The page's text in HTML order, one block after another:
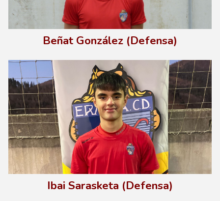
Beñat González (Defensa)
Ibai Sarasketa (Defensa)